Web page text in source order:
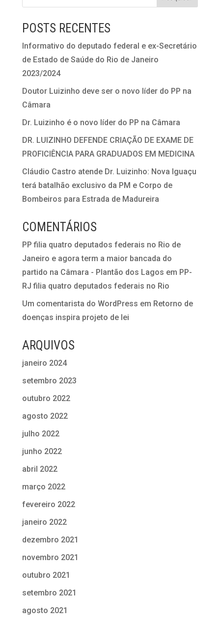
POSTS RECENTES
Informativo do deputado federal e ex-Secretário
de Estado de Saúde do Rio de Janeiro
2023/2024
Doutor Luizinho deve ser o novo líder do PP na
Câmara
Dr. Luizinho é o novo líder do PP na Câmara
DR. LUIZINHO DEFENDE CRIAÇÃO DE EXAME DE
PROFICIÊNCIA PARA GRADUADOS EM MEDICINA
Cláudio Castro atende Dr. Luizinho: Nova Iguaçu
terá batalhão exclusivo da PM e Corpo de
Bombeiros para Estrada de Madureira
COMENTÁRIOS
PP filia quatro deputados federais no Rio de
Janeiro e agora term a maior bancada do
partido na Câmara - Plantão dos Lagos em PP-
RJ filia quatro deputados federais no Rio
Um comentarista do WordPress em Retorno de
doenças inspira projeto de lei
ARQUIVOS
janeiro 2024
setembro 2023
outubro 2022
agosto 2022
julho 2022
junho 2022
abril 2022
março 2022
fevereiro 2022
janeiro 2022
dezembro 2021
novembro 2021
outubro 2021
setembro 2021
agosto 2021